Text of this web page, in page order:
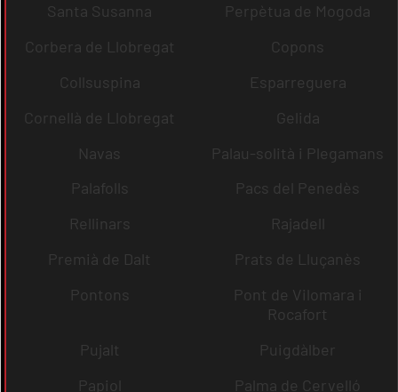
Santa Susanna
Perpètua de Mogoda
Corbera de Llobregat
Copons
Collsuspina
Esparreguera
Cornellà de Llobregat
Gelida
Navas
Palau-solità i Plegamans
Palafolls
Pacs del Penedès
Rellinars
Rajadell
Premià de Dalt
Prats de Lluçanès
Pontons
Pont de Vilomara i
Rocafort
Pujalt
Puigdàlber
Papiol
Palma de Cervelló